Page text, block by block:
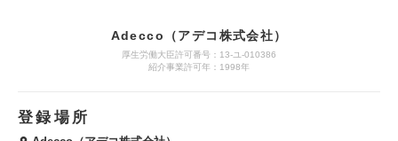
Adecco（アデコ株式会社）
厚生労働大臣許可番号：13-ユ-010386
紹介事業許可年：1998年
登録場所